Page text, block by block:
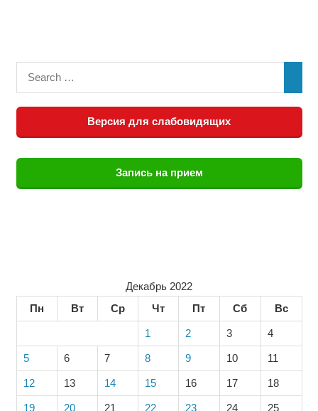
Версия для слабовидящих
Запись на прием
Декабрь 2022
Пн
Вт Ср Чт Пт Сб Вс
1 2 3 4
5 6 7 8 9 10 11
12 13 14 15 16 17 18
19 20 21 22 23 24 25